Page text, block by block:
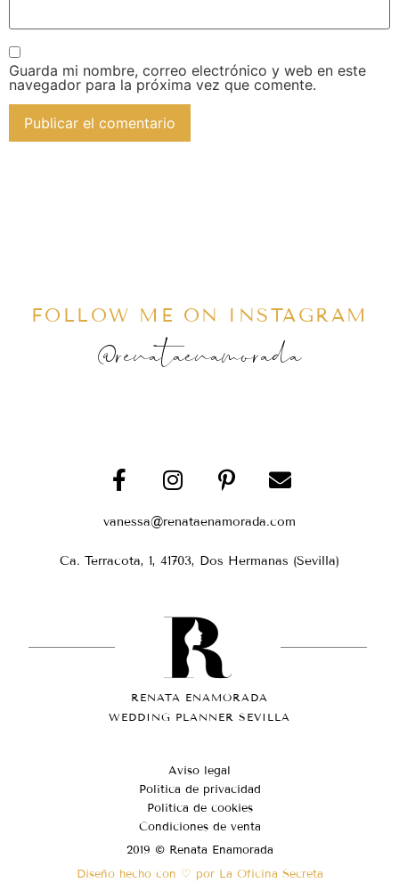
Guarda mi nombre, correo electrónico y web en este
navegador para la próxima vez que comente.
FOLLOW ME ON INSTAGRAM
@renataenamorada
vanessa@renataenamorada.com
Ca. Terracota, 1, 41703, Dos Hermanas (Sevilla)
RENATA ENAMORADA
WEDDING PLANNER SEVILLA
Aviso legal
Política de privacidad
Política de cookies
Condiciones de venta
2019 © Renata Enamorada
Diseño hecho con ♡ por La Oficina Secreta